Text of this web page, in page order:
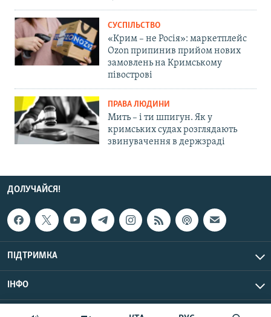
СУСПІЛЬСТВО
«Крим – не Росія»: маркетплейс
Ozon припинив прийом нових
замовлень на Кримському
півострові
ПРАВА ЛЮДИНИ
Мить – і ти шпигун. Як у
кримських судах розглядають
звинувачення в держзраді
ДОЛУЧАЙСЯ!
ПІДТРИМКА
ІНФО